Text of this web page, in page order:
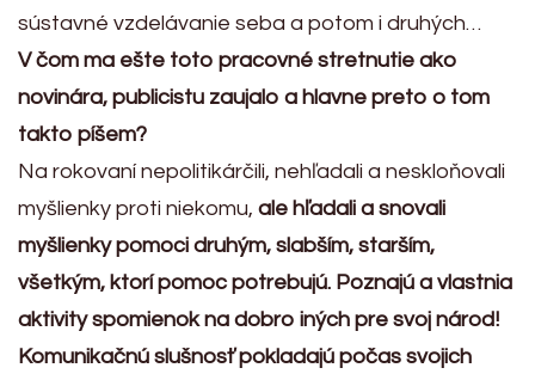
sústavné vzdelávanie seba a potom i druhých…
V čom ma ešte toto pracovné stretnutie ako
novinára, publicistu zaujalo a hlavne preto o tom
takto píšem?
Na rokovaní nepolitikárčili, nehľadali a neskloňovali
myšlienky proti niekomu, ale hľadali a snovali
myšlienky pomoci druhým, slabším, starším,
všetkým, ktorí pomoc potrebujú. Poznajú a vlastnia
aktivity spomienok na dobro iných pre svoj národ!
Komunikačnú slušnosť pokladajú počas svojich